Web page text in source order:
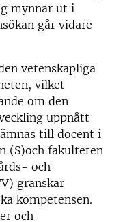
mynnar ut i
går vidare
vetenskapliga
vilket
om den
uppnått
till docent i
(S)och fakulteten
och
granskar
kompetensen.
och